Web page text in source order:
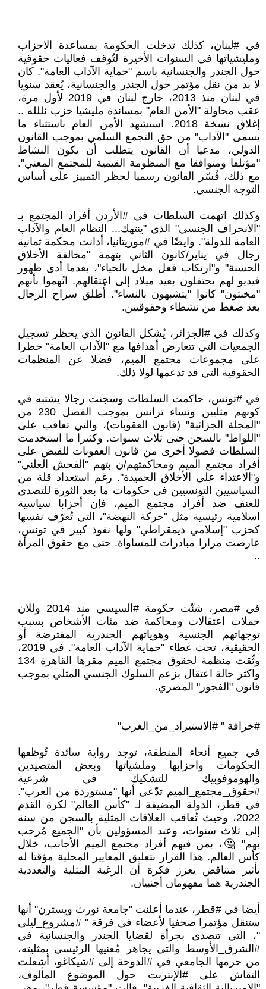
في #لبنان، كذلك تدخلت الحكومة بمساعدة الاحزاب
ومليشياتها في السنوات الأخيرة لتُوقف فعاليات حقوقية
حول الجندر والجنسانية باسم "حماية الآداب العامة". كان
لا بد من نقل مؤتمر حول الجندر والجنسانية، يُعقد سنويا
في لبنان منذ 2013، خارج لبنان في 2019 لأول مرة،
عقب محاولة "الأمن العام" بمساندة مليشيا حزب ئللله ..
إغلاق نسخة 2018. استشهد الأمن العام باستثناء ما
يسمى "الآداب" من حق التجمع السلمي بموجب القانون
الدولي، مدعيا أن القانون يتطلب أن يكون النشاط
"مؤتلفا ومتوافقا مع المنظومة القيمية للمجتمع المعني".
مع ذلك، فُسّر القانون رسميا لحظر التمييز على أساس
التوجه الجنسي.
وكذلك اتهمت السلطات في #الأردن أفراد المجتمع بـ
"الانحراف الجنسي" الذي "ينتهك... النظام العام والآداب
العامة للدولة". وايضًا في #موريتانيا، أدانت محكمة ثمانية
رجال في يناير/كانون الثاني بتهمة "مخالفة الأخلاق
الحسنة" و"ارتكاب فعل مخل بالحياء"، بعدما أدى ظهور
فيديو لهم يحتفلون بعيد ميلاد إلى اعتقالهم. اتُهموا بأنهم
"مخنثون" كانوا "يتشبهون بالنساء". أُطلق سراح الرجال
بعد ضغط من نشطاء وحقوقيين.
وكذلك في #الجزائر، يُشكل القانون الذي يحظر تسجيل
الجمعيات التي تتعارض أهدافها مع "الآداب العامة" خطرا
على مجموعات مجتمع الميم، فضلا عن المنظمات
الحقوقية التي قد تدعمها لولا ذلك.
في #تونس، حاكمت السلطات وسجنت رجالا يشتبه في
كونهم مثليين ونساء ترانس بموجب الفصل 230 من
"المجلة الجزائية" (قانون العقوبات)، والتي تعاقب على
"اللواط" بالسجن حتى ثلاث سنوات. وكثيرا ما استخدمت
السلطات فصولا أخرى من قانون العقوبات للقبض على
أفراد مجتمع الميم ومحاكمتهم/ن بتهم "الفحش العلني"
و"الاعتداء على الأخلاق الحميدة". رغم استعداد قلة من
السياسيين التونسيين في حكومات ما بعد الثورة للتصدي
للعنف ضد أفراد مجتمع الميم، فإن أحزابا سياسية
اسلامية رئيسية مثل "حركة النهضة"، التي تُعرّف نفسها
كحزب "إسلامي ديمقراطي" ولها نفوذ كبير في تونس،
عارضت مرارا مبادرات للمساواة. حتى مع حقوق المرأة
..
في #مصر، شنّت حكومة #السيسي منذ 2014 وللان
حملات اعتقالات ومحاكمة ضد مئات الأشخاص بسبب
توجهاتهم الجنسية وهوياتهم الجندرية المفترضة أو
الحقيقية، تحت غطاء "حماية الآداب العامة". في 2019،
وثّقت منظمة لحقوق مجتمع الميم مقرها القاهرة 134
واكثر حالة اعتقال بزعم السلوك الجنسي المثلي بموجب
قانون "الفجور" المصري.
#خرافة " #الاستيراد_من_الغرب"
في جميع أنحاء المنطقة، توجد رواية سائدة تُوظفها
الحكومات واحزابها وملشياتها وبعض المتصيدين
والهوموفوبيك للتشكيك في شرعية
#حقوق_مجتمع_الميم تدّعي أنها "مستوردة من الغرب".
في قطر، الدولة المضيفة لـ "كأس العالم" لكرة القدم
2022، وحيث تُعاقب العلاقات المثلية بالسجن من سنة
إلى ثلاث سنوات، وعند المسؤولين بأن "الجميع مُرحب
بهم" 🤔، بمن فيهم أفراد مجتمع الميم الأجانب، خلال
كأس العالم. هذا القرار بتعليق المعايير المحلية مؤقتا له
تأثير متناقض يعزز فكرة أن الرغبة المثلية والتعددية
الجندرية هما مفهومان أجنبيان.
أيضا في #قطر، عندما أعلنت "جامعة نورث ويسترن" أنها
ستنقل مؤتمرا صحفيا لأعضاء في فرقة " #مشروع_ليلى
"، التي تتصدى بجرأة لقضايا الجندر والجنسانية في
#الشرق_الأوسط والتي يجاهر مُغنيها الرئيسي بمثليته،
من حرمها الجامعي في #الدوحة إلى #شيكاغو، أشعلت
النقاش على #الإنترنت حول الموضوع المألوف،